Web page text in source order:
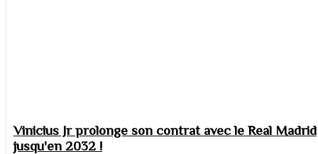
Vinicius Jr prolonge son contrat avec le Real Madrid
jusqu'en 2032 !